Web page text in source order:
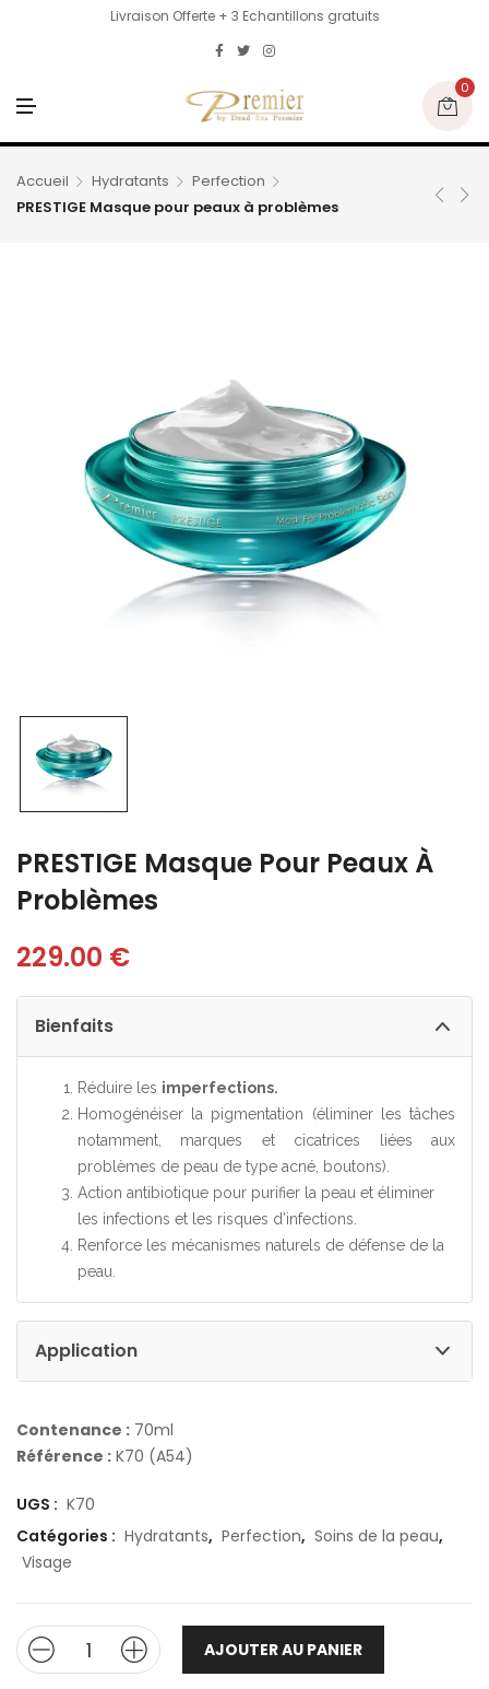
Livraison Offerte + 3 Echantillons gratuits
N
U
0
Accueil Hydratants
Perfection
PRESTIGE Masque pour peaux à problèmes
PRESTIGE Masque Pour Peaux À
Problèmes
229.00 €
Bienfaits
Réduire les imperfections.
Homogénéiser la pigmentation (éliminer les tâches
notamment, marques et cicatrices liées aux
problèmes de peau de type acné, boutons).
Action antibiotique pour purifier la peau et éliminer
les infections et les risques d’infections.
Renforce les mécanismes naturels de défense de la
peau.
Application
Contenance : 70ml
Référence : K70 (A54)
UGS : K70
Catégories : Hydratants, Perfection, Soins de la peau,
Visage
AJOUTER AU PANIER